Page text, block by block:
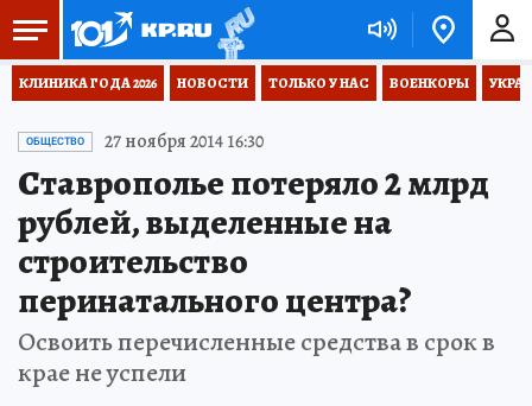
КЛИНИКА ГОДА 2026 НОВОСТИ ТОЛЬКО У НАС ВОЕНКОРЫ
ОБЩЕСТВО 27 ноября 2014 16:30
Ставрополье потеряло 2 млрд
рублей, выделенные на
строительство
перинатального центра?
Освоить перечисленные средства в срок в
крае не успели